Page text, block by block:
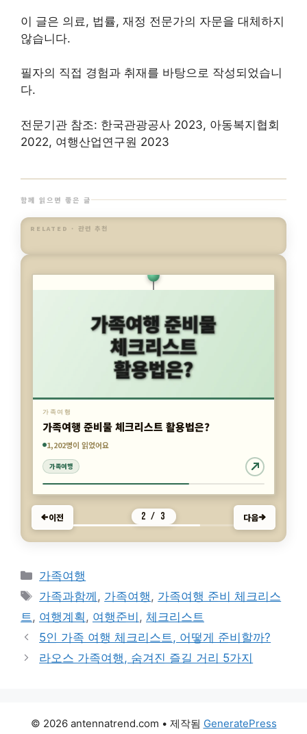
이 글은 의료, 법률, 재정 전문가의 자문을 대체하지
않습니다.
필자의 직접 경험과 취재를 바탕으로 작성되었습니
다.
전문기관 참조: 한국관광공사 2023, 아동복지협회
2022, 여행산업연구원 2023
함께 읽으면 좋은 글
RELATED · 관련 추천
4,406명이 읽었어요
가족여행
1,202명이 읽었어요
가족여행
1,768명이 읽었어요
가족여행
이전 3 / 3 다음
카
테
고
리
가족여행
태
그
가족과함께 , 가족여행 , 가족여행 준비 체크리스
트 , 여행계획 , 여행준비 , 체크리스트
5인 가족 여행 체크리스트, 어떻게 준비할까?
라오스 가족여행, 숨겨진 즐길 거리 5가지
© 2026 antennatrend.com • 제작됨 GeneratePress